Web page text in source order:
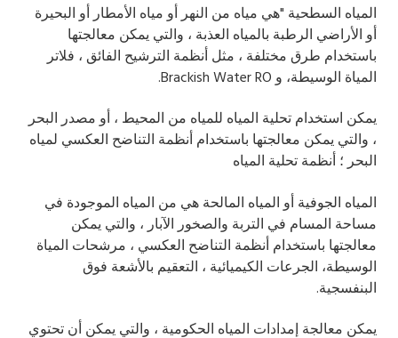
المياه السطحية "هي مياه من النهر أو مياه الأمطار أو البحيرة
أو الأراضي الرطبة بالمياه العذبة ، والتي يمكن معالجتها
باستخدام طرق مختلفة ، مثل أنظمة الترشيح الفائق ، فلاتر
المياة الوسيطة، و Brackish Water RO
.
يمكن استخدام تحلية المياه للمياه من المحيط ، أو مصدر البحر
، والتي يمكن معالجتها باستخدام أنظمة التناضح العكسي لمياه
البحر ؛ أنظمة تحلية المياه
المياه الجوفية أو المياه المالحة هي من المياه الموجودة في
مساحة المسام في التربة والصخور الآبار ، والتي يمكن
معالجتها باستخدام أنظمة التناضح العكسي ، مرشحات المياة
الوسيطة، الجرعات الكيميائية ، التعقيم بالأشعة فوق
البنفسجية.
يمكن معالجة إمدادات المياه الحكومية ، والتي يمكن أن تحتوي